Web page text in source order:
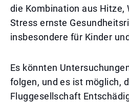
die Kombination aus Hitze,
Stress ernste
insbesondere für Kinder
Es könnten
folgen, und es ist möglich,
Fluggesellschaft